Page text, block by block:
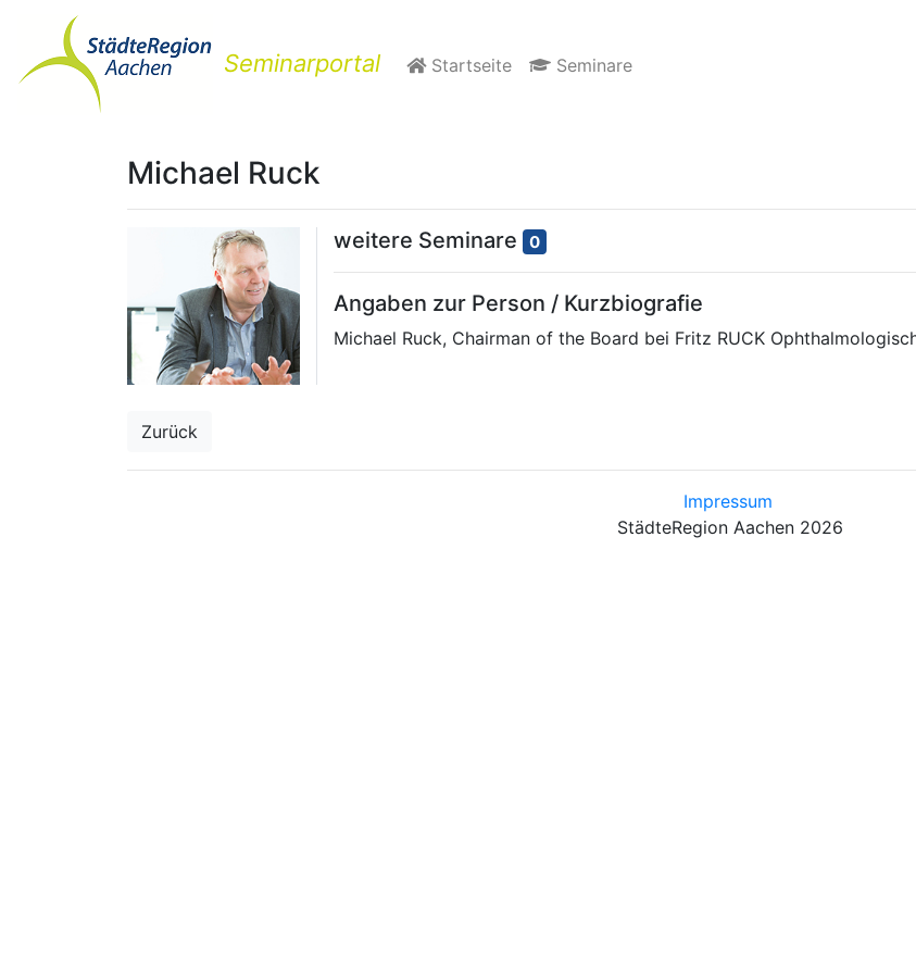
Seminarportal Startseite Seminare
Michael Ruck
weitere Seminare 0
Angaben zur Person / Kurzbiografie
Michael Ruck, Chairman of the Board bei Fritz RUCK
Zurück
Impressum
StädteRegion Aachen 2026